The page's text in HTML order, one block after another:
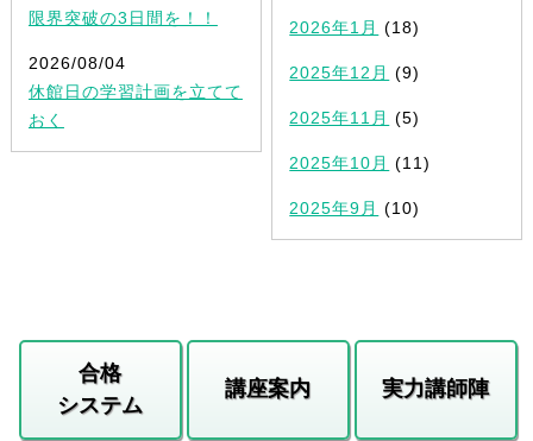
限界突破の3日間を！！
2026/08/04
休館日の学習計画を立てて
おく
2026年1月 (18)
2025年12月 (9)
2025年11月 (5)
2025年10月 (11)
2025年9月 (10)
合格
システム
講座案内 実力講師陣